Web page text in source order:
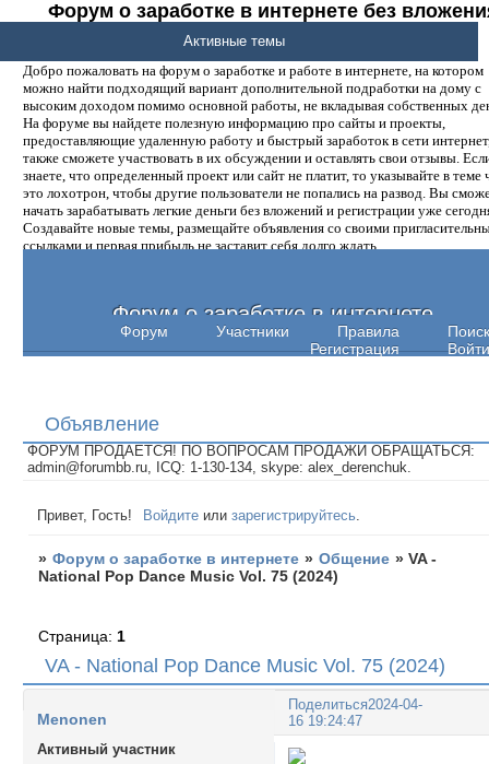
Форум о заработке в интернете без
денег.
Добро пожаловать на форум о заработке и работе в интернете, на котором
можно найти подходящий вариант дополнительной подработки на дому с
высоким доходом помимо основной работы, не вкладывая собственных
На форуме вы найдете полезную информацию про сайты и проекты,
предоставляющие удаленную работу и быстрый заработок в сети
также сможете участвовать в их обсуждении и оставлять свои отзывы.
знаете, что определенный проект или сайт не платит, то указывайте в теме
это лохотрон, чтобы другие пользователи не попались на развод. Вы
начать зарабатывать легкие деньги без вложений и регистрации уже
Создавайте новые темы, размещайте объявления со своими
ссылками и первая прибыль не заставит себя долго ждать.
Форум о заработке в интернете
Форум Участники Правила
Поиск
Регистрация
Войти
Активные темы
Объявление
ФОРУМ ПРОДАЕТСЯ! ПО ВОПРОСАМ ПРОДАЖИ ОБРАЩАТЬСЯ:
admin@forumbb.ru, ICQ: 1-130-134, skype: alex_derenchuk.
Привет, Гость! Войдите илизарегистрируйтесь
» Форум о заработке в интернете » Общение »VA -
National Pop Dance Music Vol. 75 (2024)
VA - National Pop Dance Music Vol. 75 (2024)
Страница: 1
Поделиться2024-04-
16 19:24:47
Menonen
Активный участник